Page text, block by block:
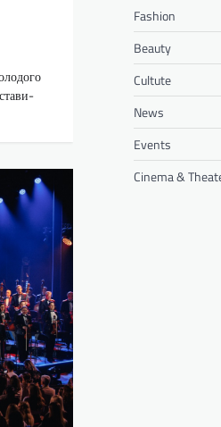
Fashion
Beauty
Cultute
News
Events
Cinema &